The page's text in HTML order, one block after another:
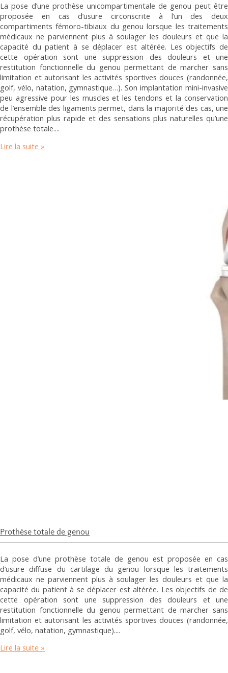
La pose d’une prothèse unicompartimentale de genou peut être
proposée en cas d’usure circonscrite à l’un des deux
compartiments fémoro-tibiaux du genou lorsque les traitements
médicaux ne parviennent plus à soulager les douleurs et que la
capacité du patient à se déplacer est altérée. Les objectifs de
cette opération sont une suppression des douleurs et une
restitution fonctionnelle du genou permettant de marcher sans
limitation et autorisant les activités sportives douces (randonnée,
golf, vélo, natation, gymnastique…). Son implantation mini-invasive
peu agressive pour les muscles et les tendons et la conservation
de l’ensemble des ligaments permet, dans la majorité des cas, une
récupération plus rapide et des sensations plus naturelles qu’une
prothèse totale.
Lire la suite »
Prothèse totale de genou
La pose d’une prothèse totale de genou est proposée en cas
d’usure diffuse du cartilage du genou lorsque les traitements
médicaux ne parviennent plus à soulager les douleurs et que la
capacité du patient à se déplacer est altérée. Les objectifs de de
cette opération sont une suppression des douleurs et une
restitution fonctionnelle du genou permettant de marcher sans
limitation et autorisant les activités sportives douces (randonnée,
golf, vélo, natation, gymnastique).
Lire la suite »